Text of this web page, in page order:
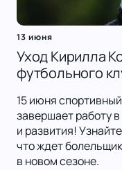
13 июня
Уход Кирилла
футбольного
15 июня
завершает работу
и развития!
что ждет
в новом сезоне.